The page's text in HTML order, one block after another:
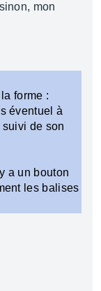
mon
forme :
éventuel à
de son
a un bouton
les balises